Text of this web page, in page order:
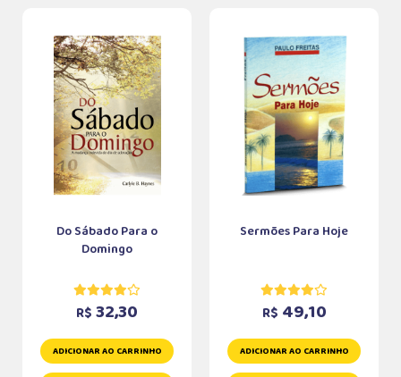
Do Sábado Para o
Domingo
R$ 32,30
ADICIONAR AO CARRINHO
Sermões Para Hoje
R$ 49,10
ADICIONAR AO CARRINHO